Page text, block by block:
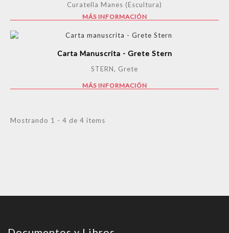
Curatella Manes (Escultura)
MÁS INFORMACIÓN
Carta Manuscrita - Grete Stern
STERN, Grete
MÁS INFORMACIÓN
Mostrando 1 - 4 de 4 items